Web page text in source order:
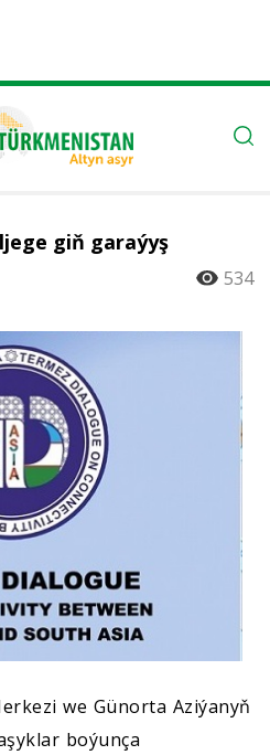
giň garaýyş
534
we Günorta Aziýanyň
boýunça